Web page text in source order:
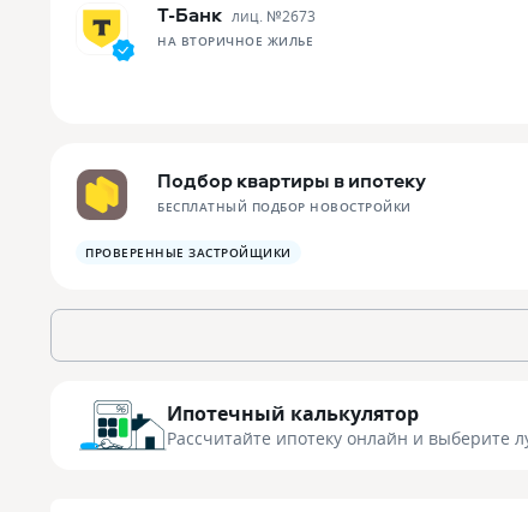
Т-Банк лиц. №2673
НА ВТОРИЧНОЕ ЖИЛЬЕ
Подбор квартиры в ипотеку
БЕСПЛАТНЫЙ ПОДБОР НОВОСТРОЙКИ
ПРОВЕРЕННЫЕ ЗАСТРОЙЩИКИ
Ипотечный калькулятор
Рассчитайте ипотеку онлайн и выберите